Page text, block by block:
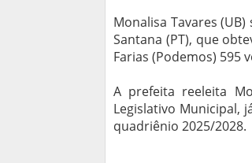
Monalisa Tavares
Santana (PT), que
Farias (Podemos) 595
A prefeita reeleita
Legislativo Municipal,
quadriênio 2025/2028.